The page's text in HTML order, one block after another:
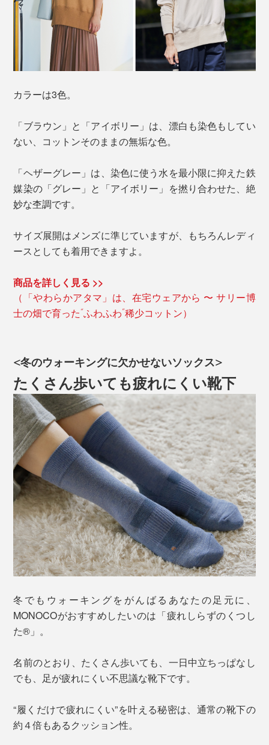
カラーは3色。
「ブラウン」と「アイボリー」は、漂白も染色もしてい
ない、コットンそのままの無垢な色。
「ヘザーグレー」は、染色に使う水を最小限に抑えた鉄
媒染の「グレー」と「アイボリー」を撚り合わせた、絶
妙な杢調です。
サイズ展開はメンズに準じていますが、もちろんレディ
ースとしても着用できますよ。
商品を詳しく見る >>
（「やわらかアタマ」は、在宅ウェアから 〜 サリー博
士の畑で育った“ふわふわ”稀少コットン）
<冬のウォーキングに欠かせないソックス >
たくさん歩いても疲れにくい靴下
冬でもウォーキングをがんばるあなたの足元に、
MONOCOがおすすめしたいのは「疲れしらずのくつし
た®」。
名前のとおり、たくさん歩いても、一日中立ちっぱなし
でも、足が疲れにくい不思議な靴下です。
“履くだけで疲れにくい”を叶える秘密は、通常の靴下の
約４倍もあるクッション性。